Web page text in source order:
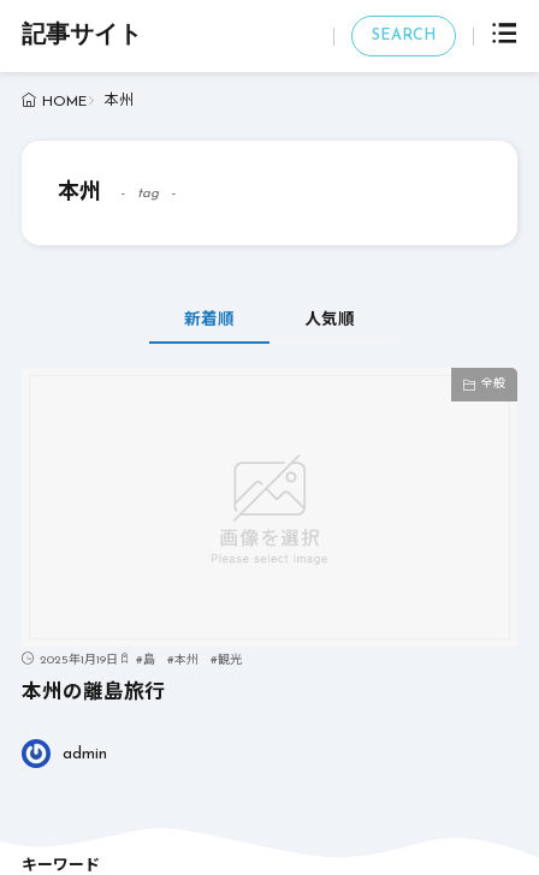
記事サイト SEARCH
HOME 本州
本州 tag
新着順 人気順
全般
2025年1月19日 #島 #本州 #観光
本州の離島旅行
admin
キーワード